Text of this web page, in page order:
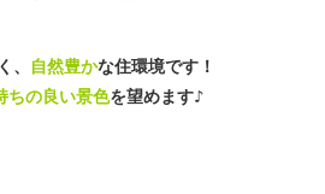
、 自然豊かな住環境です！
ちの良い景色を望めます♪